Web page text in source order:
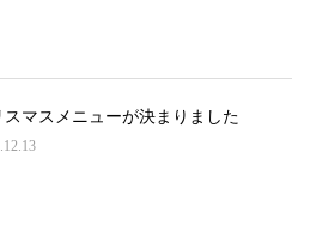
スマスメニューが決まりました